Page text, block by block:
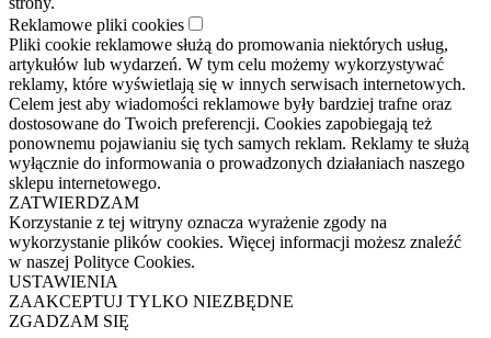
Reklamowe pliki cookies
Pliki cookie reklamowe służą do promowania niektórych usług,
artykułów lub wydarzeń. W tym celu możemy wykorzystywać
reklamy, które wyświetlają się w innych serwisach internetowych.
Celem jest aby wiadomości reklamowe były bardziej trafne oraz
dostosowane do Twoich preferencji. Cookies zapobiegają też
ponownemu pojawianiu się tych samych reklam. Reklamy te służą
wyłącznie do informowania o prowadzonych działaniach naszego
sklepu internetowego.
ZATWIERDZAM
Korzystanie z tej witryny oznacza wyrażenie zgody na
wykorzystanie plików cookies. Więcej informacji możesz znaleźć
w naszej Polityce Cookies.
USTAWIENIA
ZAAKCEPTUJ TYLKO NIEZBĘDNE
ZGADZAM SIĘ